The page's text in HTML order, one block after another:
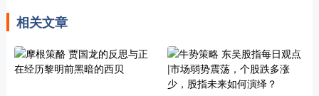
相关文章